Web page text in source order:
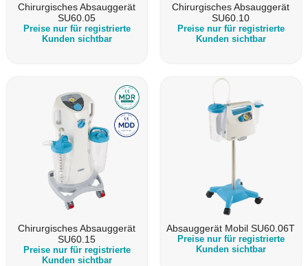
Chirurgisches Absauggerät
SU60.05
Preise nur für registrierte
Kunden sichtbar
Chirurgisches Absauggerät
SU60.10
Preise nur für registrierte
Kunden sichtbar
Chirurgisches Absauggerät
SU60.15
Preise nur für registrierte
Kunden sichtbar
Absauggerät Mobil SU60.06T
Preise nur für registrierte
Kunden sichtbar